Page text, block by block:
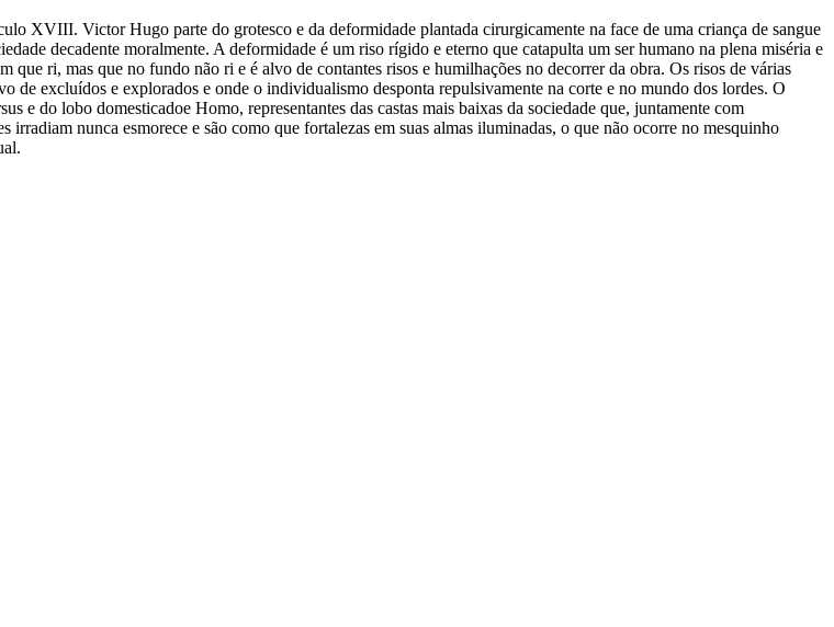
XVIII. Victor Hugo parte do grotesco e da deformidade plantada cirurgicamente na face de uma criança de sangue
decadente moralmente. A deformidade é um riso rígido e eterno que catapulta um ser humano na plena miséria e
ri, mas que no fundo não ri e é alvo de contantes risos e humilhações no decorrer da obra. Os risos de várias
de excluídos e explorados e onde o individualismo desponta repulsivamente na corte e no mundo dos lordes. O
e do lobo domesticadoe Homo, representantes das castas mais baixas da sociedade que, juntamente com
nunca esmorece e são como que fortalezas em suas almas iluminadas, o que não ocorre no mesquinho